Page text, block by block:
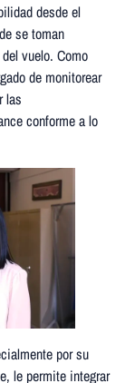
desde el
se toman
vuelo. Como
de monitorear
las
conforme a lo
por su
le permite integrar